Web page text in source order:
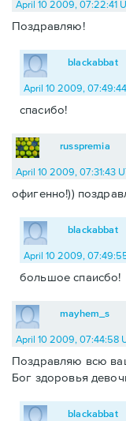
April 10 2009, 07:22:41
Поздравляю!
blackabbat
April 10 2009,
спасибо!
russpremia
April 10 2009, 07:31:43
офигенно!))
blackabbat
April 10 2009,
большое спаисбо!
mayhem_s
April 10 2009, 07:44:58
Поздравляю всю
Бог здоровья
blackabbat